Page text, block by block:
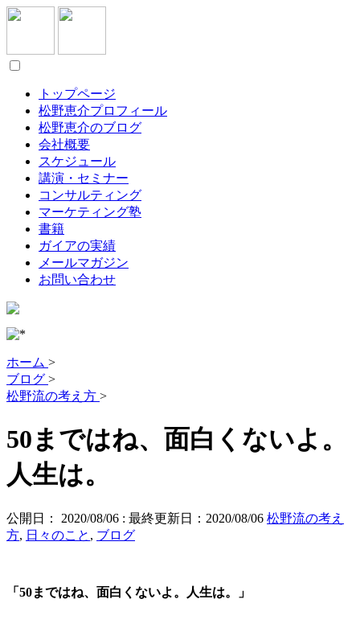
トップページ
松野恵介プロフィール
松野恵介のブログ
会社概要
スケジュール
講演・セミナー
コンサルティング
マーケティング塾
書籍
ガイアの実績
メールマガジン
お問い合わせ
ホーム >
ブログ >
松野流の考え方 >
50まではね、面白くないよ。
人生は。
公開日： 2020/08/06 : 最終更新日：2020/08/06 松野流の考え
方, 日々のこと , ブログ
「50まではね、面白くないよ。人生は。」